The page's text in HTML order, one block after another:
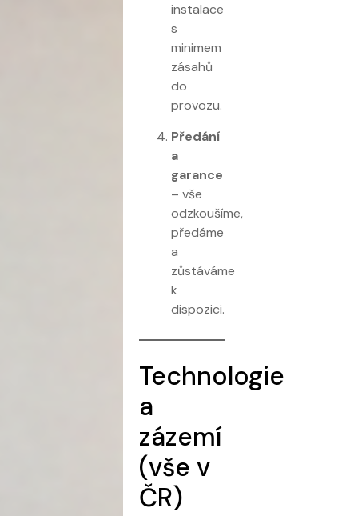
instalace
s
minimem
zásahů
do
provozu.
Předání
a
garance
– vše
odzkoušíme,
předáme
a
zůstáváme
k
dispozici.
Technologie
a
zázemí
(vše v
ČR)